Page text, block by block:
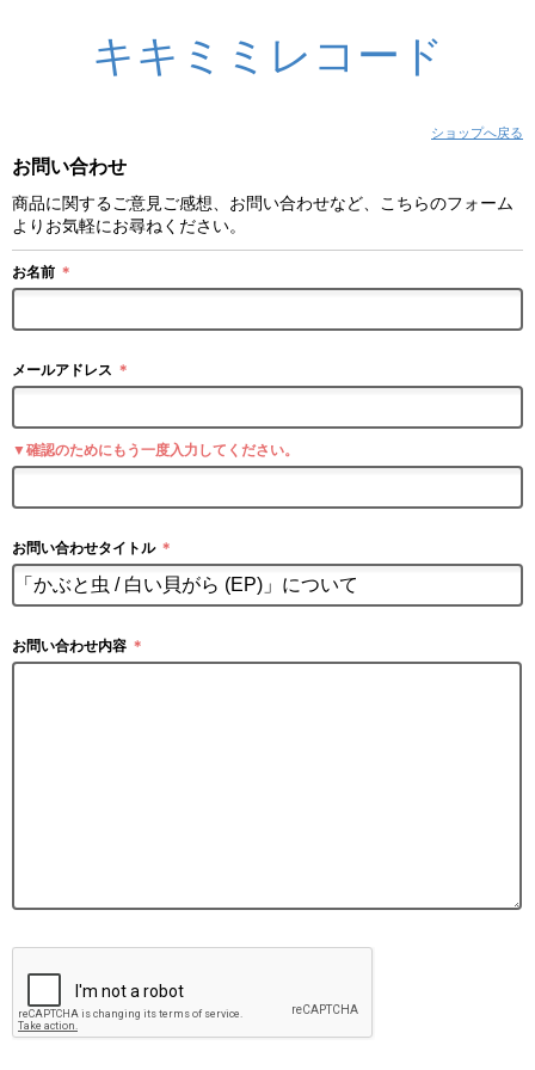
キキミミレコード
ショップへ戻る
お問い合わせ
商品に関するご意見ご感想、お問い合わせなど、こちらのフォーム
よりお気軽にお尋ねください。
お名前 ＊
メールアドレス ＊
▼確認のためにもう一度入力してください。
お問い合わせタイトル ＊
お問い合わせ内容 ＊